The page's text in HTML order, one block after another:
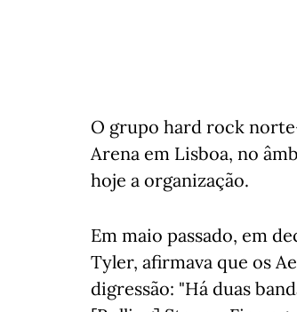
O grupo hard rock
Arena em Lisboa, no
hoje a organização.
Em maio passado, em
Tyler, afirmava que os
digressão: "Há duas